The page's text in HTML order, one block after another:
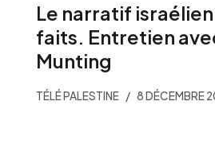
Le narratif
faits. Entretien
Munting
TÉLÉ PALESTINE 8 DÉCEMBRE